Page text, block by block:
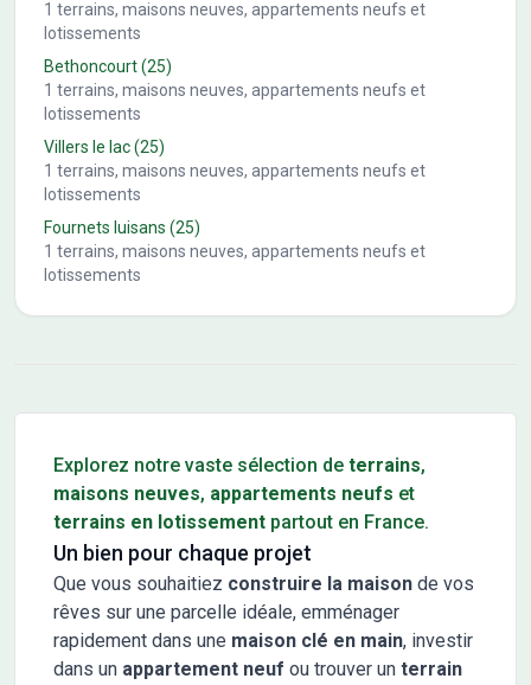
1 terrains, maisons neuves, appartements neufs et
lotissements
Bethoncourt(25)
1 terrains, maisons neuves, appartements neufs et
lotissements
Villers le lac(25)
1 terrains, maisons neuves, appartements neufs et
lotissements
Fournets luisans (25)
1 terrains, maisons neuves, appartements neufs et
lotissements
Explorez notre vaste sélection de terrains,
maisons neuves, appartements neufs et
terrains en lotissement partout en France.
Un bien pour chaque projet
Que vous souhaitiez construire la maison de vos
rêves sur une parcelle idéale, emménager
rapidement dans une maison clé en main, investir
dans un appartement neuf ou trouver un terrain